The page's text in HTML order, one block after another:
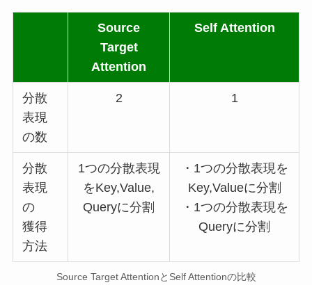
Source
Target
Attention
Self Attention
分散
表現
の数
2 1
分散
表現
の
獲得
方法
1つの分散表現
をKey,Value,
Queryに分割
・1つの分散表現を
Key,Valueに分割
・1つの分散表現を
Queryに分割
Source Target AttentionとSelf Attentionの比較